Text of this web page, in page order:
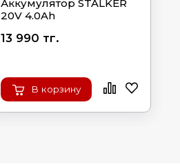
Аккумулятор STALKER
20V 4.0Ah
13 990 тг.
В корзину